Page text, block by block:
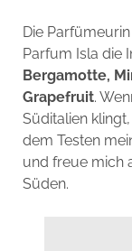
Die
Parfum Isla die
Bergamotte,
Grapefruit.
Süditalien
dem Testen
und freue mich
Süden.